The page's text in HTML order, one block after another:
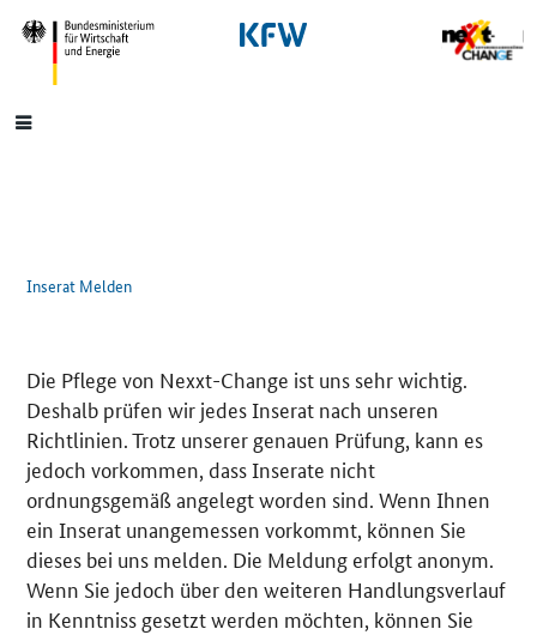
SrOnlyNavigation
Hauptmenü
Inserat Melden
Die Pflege von Nexxt-Change ist uns sehr wichtig.
Deshalb prüfen wir jedes Inserat nach unseren
Richtlinien. Trotz unserer genauen Prüfung, kann es
jedoch vorkommen, dass Inserate nicht
ordnungsgemäß angelegt worden sind. Wenn Ihnen
ein Inserat unangemessen vorkommt, können Sie
dieses bei uns melden. Die Meldung erfolgt anonym.
Wenn Sie jedoch über den weiteren Handlungsverlauf
in Kenntniss gesetzt werden möchten, können Sie